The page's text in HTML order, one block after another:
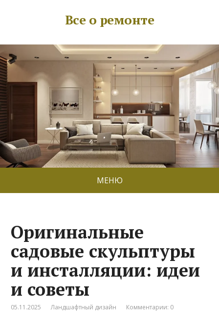
Все о ремонте
МЕНЮ
Оригинальные
садовые скульптуры
и инсталляции: идеи
и советы
05.11.2025 Ландшафтный дизайн Комментарии: 0